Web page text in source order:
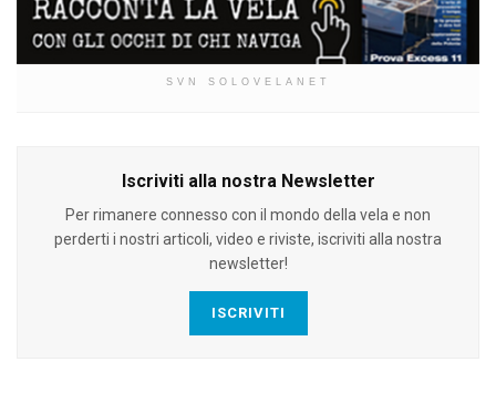
SVN SOLOVELANET
Iscriviti alla nostra Newsletter
Per rimanere connesso con il mondo della vela e non
perderti i nostri articoli, video e riviste, iscriviti alla nostra
newsletter!
ISCRIVITI